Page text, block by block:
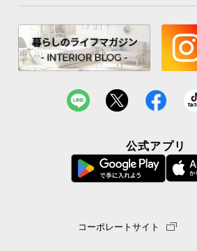
公式アプリ
コーポレートサイト